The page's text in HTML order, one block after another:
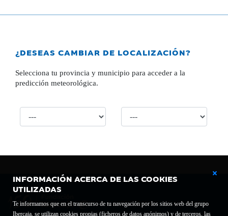
INFORMACIÓN ACERCA DE LAS COOKIES
UTILIZADAS
Te informamos que en el transcurso de tu navegación por los sitios web del grupo
Ibercaja, se utilizan cookies propias (ficheros de datos anónimos) y de terceros, las
¿DESEAS CAMBIAR DE LOCALIZACIÓN?
Selecciona tu provincia y municipio para acceder a la
predicción meteorológica.